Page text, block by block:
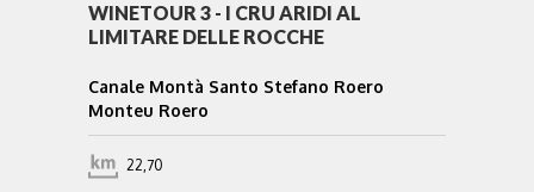
WINETOUR 3 - I CRU ARIDI AL
LIMITARE DELLE ROCCHE
Canale Montà Santo Stefano Roero
Monteu Roero
22,70